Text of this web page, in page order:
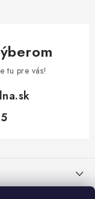
tu pre vás!